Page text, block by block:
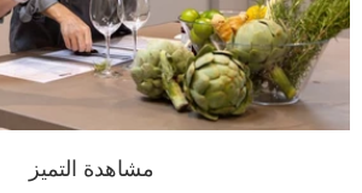
مشاهدة التميز